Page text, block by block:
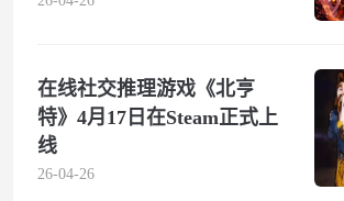
在线社交推理游戏《北亨
特》4月17日在Steam正式上
线
26-04-26